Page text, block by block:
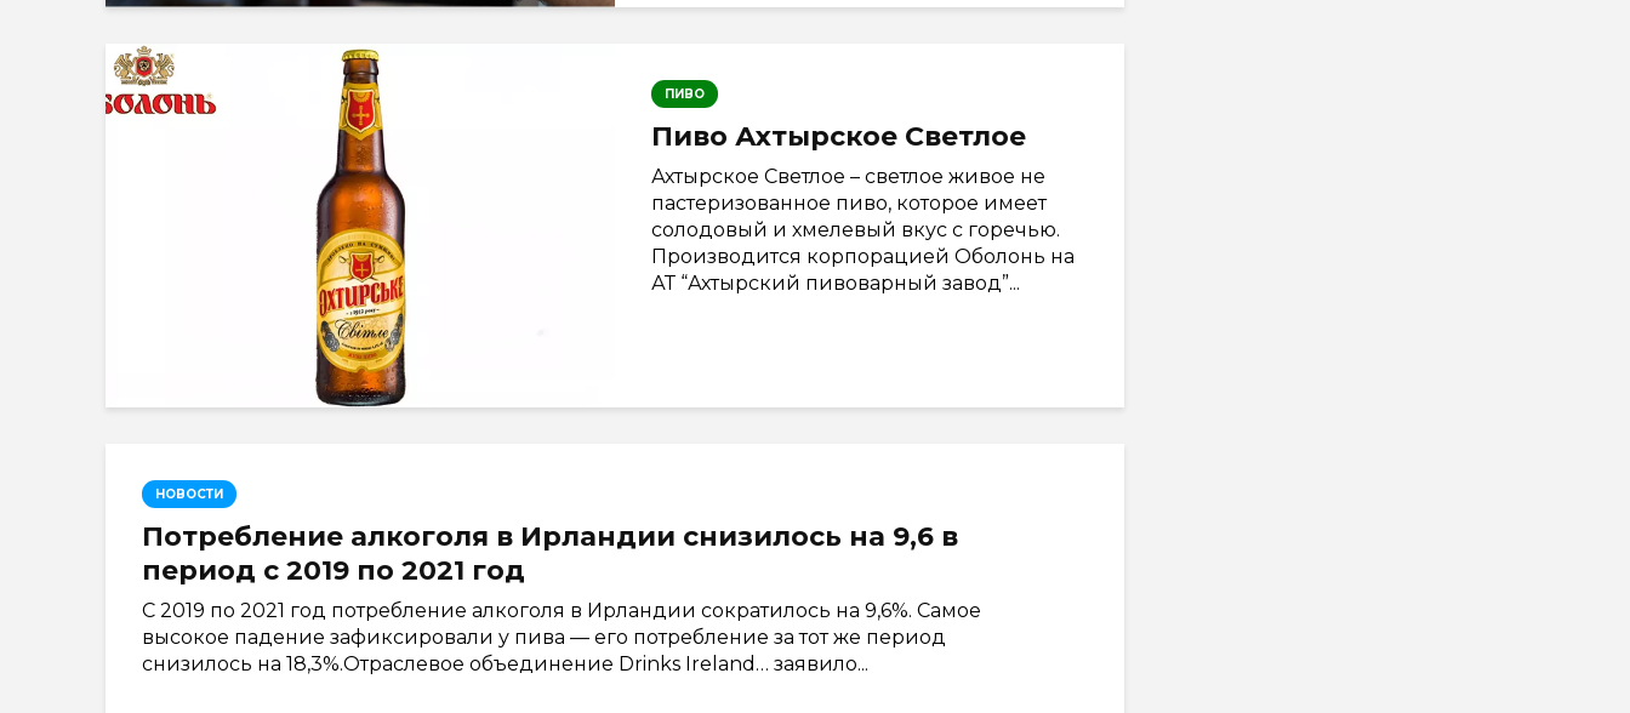
ПИВО
Пиво Ахтырское Светлое
Ахтырское Светлое – светлое живое не
пастеризованное пиво, которое имеет
солодовый и хмелевый вкус с горечью.
Производится корпорацией Оболонь на
АТ “Ахтырский пивоварный завод”...
НОВОСТИ
Потребление алкоголя в Ирландии снизилось на 9,6 в
период с 2019 по 2021 год
С 2019 по 2021 год потребление алкоголя в Ирландии сократилось на 9,6%. Самое
высокое падение зафиксировали у пива — его потребление за тот же период
снизилось на 18,3%.Отраслевое объединение Drinks Ireland… заявило...